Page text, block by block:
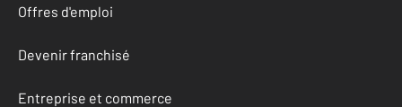
Offres d'emploi
Devenir franchisé
Entreprise et commerce